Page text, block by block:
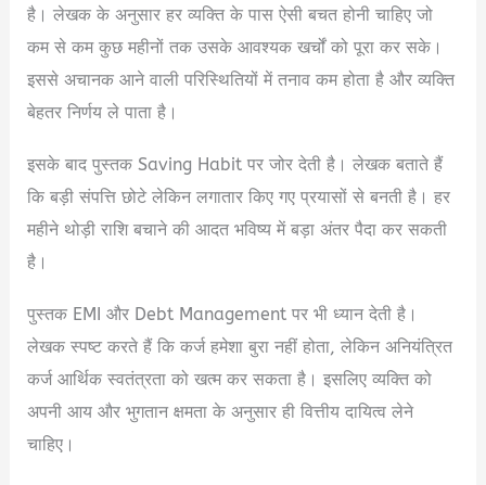
है। लेखक के अनुसार हर व्यक्ति के पास ऐसी बचत होनी चाहिए जो
कम से कम कुछ महीनों तक उसके आवश्यक खर्चों को पूरा कर सके।
इससे अचानक आने वाली परिस्थितियों में तनाव कम होता है और व्यक्ति
बेहतर निर्णय ले पाता है।
इसके बाद पुस्तक Saving Habit पर जोर देती है। लेखक बताते हैं
कि बड़ी संपत्ति छोटे लेकिन लगातार किए गए प्रयासों से बनती है। हर
महीने थोड़ी राशि बचाने की आदत भविष्य में बड़ा अंतर पैदा कर सकती
है।
पुस्तक EMI और Debt Management पर भी ध्यान देती है।
लेखक स्पष्ट करते हैं कि कर्ज हमेशा बुरा नहीं होता, लेकिन अनियंत्रित
कर्ज आर्थिक स्वतंत्रता को खत्म कर सकता है। इसलिए व्यक्ति को
अपनी आय और भुगतान क्षमता के अनुसार ही वित्तीय दायित्व लेने
चाहिए।